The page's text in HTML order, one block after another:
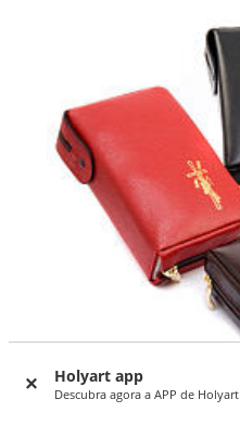
Holyart app
Descubra agora a APP de Holyart